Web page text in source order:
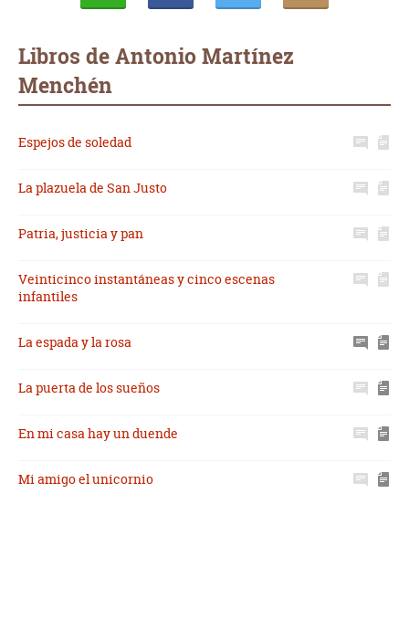
Libros de Antonio Martínez
Menchén
Espejos de soledad
La plazuela de San Justo
Patria, justicia y pan
Veinticinco instantáneas y cinco escenas
infantiles
La espada y la rosa
La puerta de los sueños
En mi casa hay un duende
Mi amigo el unicornio